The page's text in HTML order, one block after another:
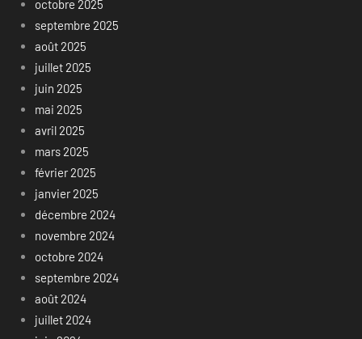
octobre 2025
septembre 2025
août 2025
juillet 2025
juin 2025
mai 2025
avril 2025
mars 2025
février 2025
janvier 2025
décembre 2024
novembre 2024
octobre 2024
septembre 2024
août 2024
juillet 2024